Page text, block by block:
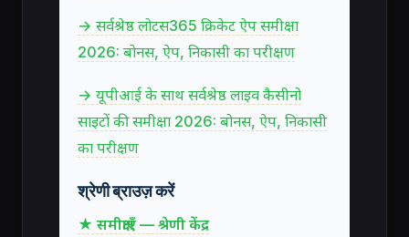
→ सर्वश्रेष्ठ लोटस365 क्रिकेट ऐप समीक्षा
2026: बोनस, ऐप, निकासी का परीक्षण
→ यूपीआई के साथ सर्वश्रेष्ठ लाइव कैसीनो
साइटों की समीक्षा 2026: बोनस, ऐप, निकासी
का परीक्षण
श्रेणी ब्राउज़ करें
★ समीक्षाएँ — श्रेणी केंद्र